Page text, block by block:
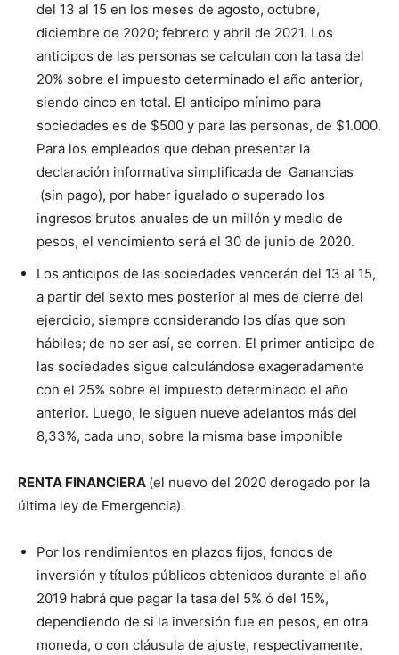
del 13 al 15 en los meses de agosto, octubre,
diciembre de 2020; febrero y abril de 2021. Los
anticipos de las personas se calculan con la tasa del
20% sobre el impuesto determinado el año anterior,
siendo cinco en total. El anticipo mínimo para
sociedades es de $500 y para las personas, de $1.000.
Para los empleados que deban presentar la
declaración informativa simplificada de Ganancias
(sin pago), por haber igualado o superado los
ingresos brutos anuales de un millón y medio de
pesos, el vencimiento será el 30 de junio de 2020.
Los anticipos de las sociedades vencerán del 13 al 15,
a partir del sexto mes posterior al mes de cierre del
ejercicio, siempre considerando los días que son
hábiles; de no ser así, se corren. El primer anticipo de
las sociedades sigue calculándose exageradamente
con el 25% sobre el impuesto determinado el año
anterior. Luego, le siguen nueve adelantos más del
8,33%, cada uno, sobre la misma base imponible
RENTA FINANCIERA (el nuevo del 2020 derogado por la
última ley de Emergencia).
Por los rendimientos en plazos fijos, fondos de
inversión y títulos públicos obtenidos durante el año
2019 habrá que pagar la tasa del 5% ó del 15%,
dependiendo de si la inversión fue en pesos, en otra
moneda, o con cláusula de ajuste, respectivamente.